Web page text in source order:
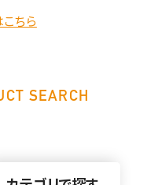
ちら
SEARCH